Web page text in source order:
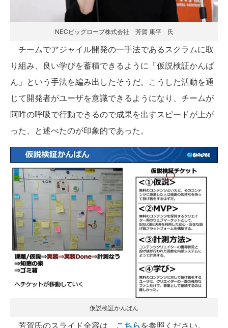
NECビッグローブ株式会社 芳賀 康平 氏
チームでアジャイル開発の一手法であるスクラムに取
り組み、良い学びを蓄積できるように「仮説検証かんば
ん」という手法を編み出したそうだ。こうした活動を通
じて開発者がユーザを意識できるようになり、チームが
阿吽の呼吸で行動できるので成果を出すスピードが上が
った、と述べたのが印象的であった。
仮説検証かんばん
芳賀氏のスライド全容は、 こちらを参照ください。